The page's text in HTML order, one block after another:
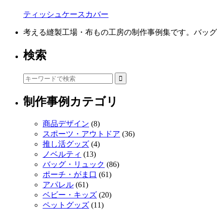
ティッシュケースカバー
考える縫製工場・布もの工房の制作事例集です。バッ
検索
制作事例カテゴリ
商品デザイン (8)
スポーツ・アウトドア (36)
推し活グッズ (4)
ノベルティ (13)
バッグ・リュック (86)
ポーチ・がま口 (61)
アパレル (61)
ベビー・キッズ (20)
ペットグッズ (11)